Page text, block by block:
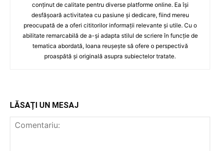
conținut de calitate pentru diverse platforme online. Ea își
desfășoară activitatea cu pasiune și dedicare, fiind mereu
preocupată de a oferi cititorilor informații relevante și utile. Cu o
abilitate remarcabilă de a-și adapta stilul de scriere în funcție de
tematica abordată, Ioana reușește să ofere o perspectivă
proaspătă și originală asupra subiectelor tratate.
LĂSAȚI UN MESAJ